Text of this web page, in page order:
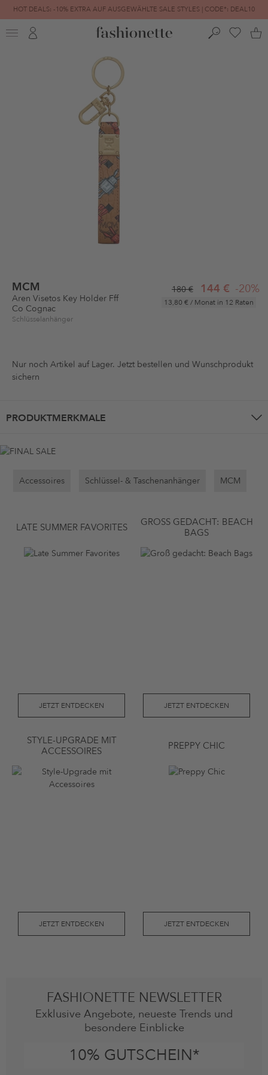
HOT DEALS: -10% EXTRA AUF AUSGEWÄHLTE SALE STYLES | CODE*: DEAL10
FINAL SALE | BIS ZU -80% REDUZIERT
MCM
Aren Visetos Key Holder Fff
Co Cognac
Schlüsselanhänger
180 € 144 € -20%
13,80 € / Monat in 12 Raten
Nur noch Artikel auf Lager. Jetzt bestellen und Wunschprodukt
sichern
PRODUKTMERKMALE
Accessoires Schlüssel- & Taschenanhänger MCM
LATE SUMMER FAVORITES
JETZT ENTDECKEN
GROSS GEDACHT: BEACH B
AGS
JETZT ENTDECKEN
STYLE-UPGRADE MIT
ACCESSOIRES
JETZT ENTDECKEN
PREPPY CHIC
JETZT ENTDECKEN
FASHIONETTE NEWSLETTER
Exklusive Angebote, neueste Trends und
besondere Einblicke
10% GUTSCHEIN*